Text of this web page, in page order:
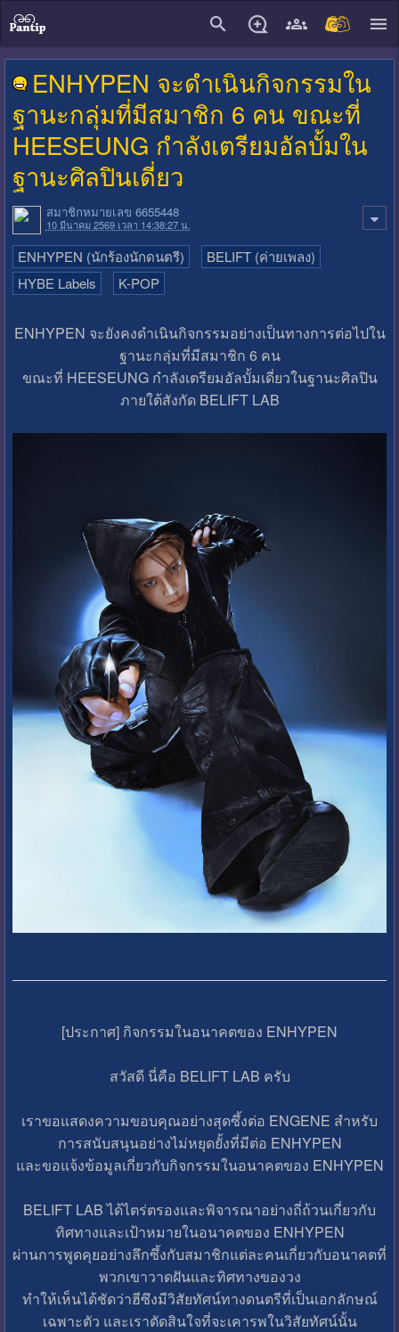
ENHYPEN จะดำเนินกิจกรรมใน
ฐานะกลุ่มที่มีสมาชิก 6 คน ขณะที่
HEESEUNG กำลังเตรียมอัลบั้มใน
ฐานะศิลปินเดี่ยว
สมาชิกหมายเลข 6655448
10 มีนาคม 2569 เวลา 14:38:27 น.
ENHYPEN (นักร้องนักดนตรี)
BELIFT (ค่ายเพลง)
HYBE Labels
K-POP
ENHYPEN จะยังคงดำเนินกิจกรรมอย่างเป็นทางการต่อไปใน
ฐานะกลุ่มที่มีสมาชิก 6 คน
ขณะที่ HEESEUNG กำลังเตรียมอัลบั้มเดี่ยวในฐานะศิลปิน
ภายใต้สังกัด BELIFT LAB
[ประกาศ] กิจกรรมในอนาคตของ ENHYPEN
สวัสดี นี่คือ BELIFT LAB ครับ
เราขอแสดงความขอบคุณอย่างสุดซึ้งต่อ ENGENE สำหรับ
การสนับสนุนอย่างไม่หยุดยั้งที่มีต่อ ENHYPEN
และขอแจ้งข้อมูลเกี่ยวกับกิจกรรมในอนาคตของ ENHYPEN
BELIFT LAB ได้ไตร่ตรองและพิจารณาอย่างถี่ถ้วนเกี่ยวกับ
ทิศทางและเป้าหมายในอนาคตของ ENHYPEN
ผ่านการพูดคุยอย่างลึกซึ้งกับสมาชิกแต่ละคนเกี่ยวกับอนาคตที่
พวกเขาวาดฝันและทิศทางของวง
ทำให้เห็นได้ชัดว่าฮีซึงมีวิสัยทัศน์ทางดนตรีที่เป็นเอกลักษณ์
เฉพาะตัว และเราตัดสินใจที่จะเคารพในวิสัยทัศน์นั้น
close